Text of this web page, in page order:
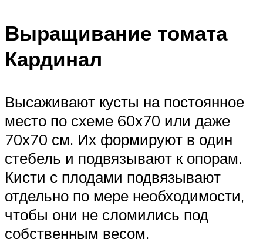
Выращивание томата
Кардинал
Высаживают кусты на постоянное
место по схеме 60х70 или даже
70х70 см. Их формируют в один
стебель и подвязывают к опорам.
Кисти с плодами подвязывают
отдельно по мере необходимости,
чтобы они не сломились под
собственным весом.